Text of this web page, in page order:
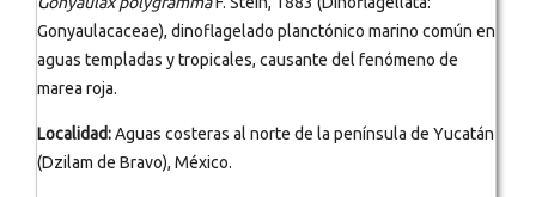
Gonyaulacaceae), dinoflagelado planctónico marino común en
aguas templadas y tropicales, causante del fenómeno de
marea roja.
Localidad:Aguas costeras al norte de la península de Yucatán
(Dzilam de Bravo), México.